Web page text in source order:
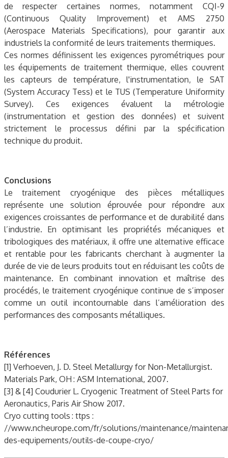
de respecter certaines normes, notamment CQI-9
(Continuous Quality Improvement) et AMS 2750
(Aerospace Materials Specifications), pour garantir aux
industriels la conformité de leurs traitements thermiques.
Ces normes définissent les exigences pyrométriques pour
les équipements de traitement thermique, elles couvrent
les capteurs de température, l'instrumentation, le SAT
(System Accuracy Tess) et le TUS (Temperature Uniformity
Survey). Ces exigences évaluent la métrologie
(instrumentation et gestion des données) et suivent
strictement le processus défini par la spécification
technique du produit.
Conclusions
Le traitement cryogénique des pièces métalliques
représente une solution éprouvée pour répondre aux
exigences croissantes de performance et de durabilité dans
l’industrie. En optimisant les propriétés mécaniques et
tribologiques des matériaux, il offre une alternative efficace
et rentable pour les fabricants cherchant à augmenter la
durée de vie de leurs produits tout en réduisant les coûts de
maintenance. En combinant innovation et maîtrise des
procédés, le traitement cryogénique continue de s’imposer
comme un outil incontournable dans l’amélioration des
performances des composants métalliques.
Références
[1] Verhoeven, J. D. Steel Metallurgy for Non-Metallurgist.
Materials Park, OH : ASM International, 2007.
[3] & [4] Coudurier L. Cryogenic Treatment of Steel Parts for
Aeronautics, Paris Air Show 2017.
Cryo cutting tools : ttps :
//www.ncheurope.com/fr/solutions/maintenance/
des-equipements/outils-de-coupe-cryo/